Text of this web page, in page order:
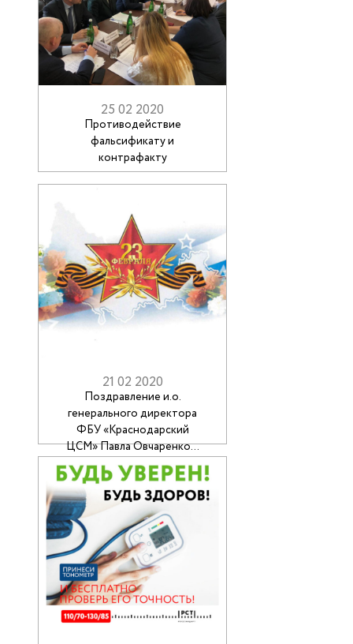
25 02 2020
Противодействие
фальсификату и
контрафакту
21 02 2020
Поздравление и.о.
генерального директора
ФБУ «Краснодарский
ЦСМ» Павла Овчаренко с
Днём защитника
Отечества